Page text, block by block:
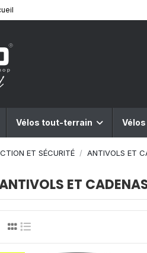
Vélos tout-terrain
ET SÉCURITÉ ANTIVOLS ET
ET